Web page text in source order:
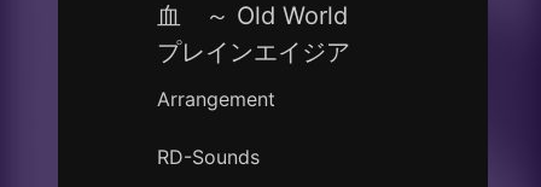
血 ～ Old World
プレインエイジア
Arrangement
RD-Sounds